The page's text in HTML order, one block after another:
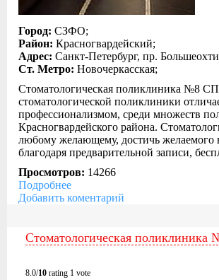
Город: СЗФО;
Район: Красногвардейский;
Адрес: Санкт-Петербург, пр.
Ст. Метро: Новочеркасская;
Стоматологическая поликлиника №8
стоматологической поликлиники
профессионализмом, среди множеств
Красногвардейского района.
любому желающему, достичь желаемого
благодаря предварительной записи,
Просмотров: 14266
Подробнее
Добавить коментарий
Стоматологическая поликлиника
8.0/10 rating 1 vote